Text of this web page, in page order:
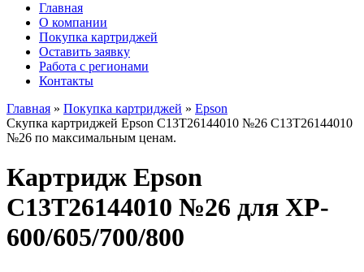
Главная
О компании
Покупка картриджей
Оставить заявку
Работа с регионами
Контакты
Главная » Покупка картриджей » Epson
Скупка картриджей Epson C13T26144010 №26 C13T26144010
№26 по максимальным ценам.
Картридж Epson
C13T26144010 №26 для XP-
600/605/700/800